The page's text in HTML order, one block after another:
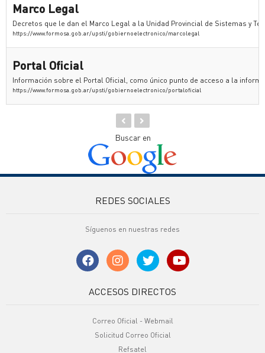
Marco Legal
Decretos que le dan el Marco Legal a la Unidad Provincial de Sistemas y
https://www.formosa.gob.ar/upsti/gobiernoelectronico/marcolegal
Portal Oficial
Información sobre el Portal Oficial, como único punto de acceso a la
https://www.formosa.gob.ar/upsti/gobiernoelectronico/portaloficial
Buscar en
REDES SOCIALES
Síguenos en nuestras redes
ACCESOS DIRECTOS
Correo Oficial - Webmail
Solicitud Correo Oficial
Refsatel